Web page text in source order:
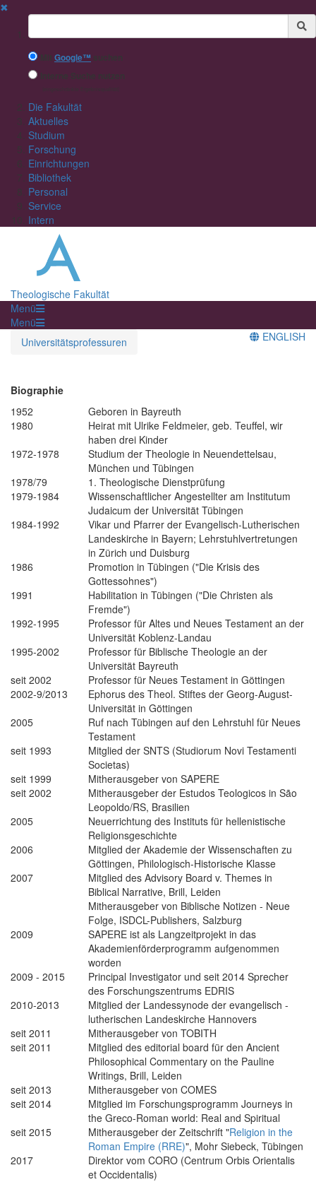
✖
Suchbegriff
Mit Google™ suchen
Interne Suche nutzen
Die Fakultät
Aktuelles
Studium
Forschung
Einrichtungen
Bibliothek
Personal
Service
Intern
Theologische Fakultät
Menü
Menü
Universitätsprofessuren
ENGLISH
Biographie
1952
Geboren in Bayreuth
1980
Heirat mit Ulrike Feldmeier, geb. Teuffel, wir
haben drei Kinder
1972-1978
Studium der Theologie in Neuendettelsau,
München und Tübingen
1978/79
1. Theologische Dienstprüfung
1979-1984
Wissenschaftlicher Angestellter am Institutum
Judaicum der Universität Tübingen
1984-1992
Vikar und Pfarrer der Evangelisch-Lutherischen
Landeskirche in Bayern; Lehrstuhlvertretungen
in Zürich und Duisburg
1986
Promotion in Tübingen ("Die Krisis des
Gottessohnes")
1991
Habilitation in Tübingen ("Die Christen als
Fremde")
1992-1995
Professor für Altes und Neues Testament an der
Universität Koblenz-Landau
1995-2002
Professor für Biblische Theologie an der
Universität Bayreuth
seit 2002
Professor für Neues Testament in Göttingen
2002-9/2013
Ephorus des Theol. Stiftes der Georg-August-
Universität in Göttingen
2005
Ruf nach Tübingen auf den Lehrstuhl für Neues
Testament
seit 1993
Mitglied der SNTS (Studiorum Novi Testamenti
Societas)
seit 1999
Mitherausgeber von SAPERE
seit 2002
Mitherausgeber der Estudos Teologicos in São
Leopoldo/RS, Brasilien
2005
Neuerrichtung des Instituts für hellenistische
Religionsgeschichte
2006
Mitglied der Akademie der Wissenschaften zu
Göttingen, Philologisch-Historische Klasse
2007
Mitglied des Advisory Board v. Themes in
Biblical Narrative, Brill, Leiden
Mitherausgeber von Biblische Notizen - Neue
Folge, ISDCL-Publishers, Salzburg
2009
SAPERE ist als Langzeitprojekt in das
Akademienförderprogramm aufgenommen
worden
2009 - 2015
Principal Investigator und seit 2014 Sprecher
des Forschungszentrums EDRIS
2010-2013
Mitglied der Landessynode der evangelisch -
lutherischen Landeskirche Hannovers
seit 2011
Mitherausgeber von TOBITH
seit 2011
Mitglied des editorial board für den Ancient
Philosophical Commentary on the Pauline
Writings, Brill, Leiden
seit 2013
Mitherausgeber von COMES
seit 2014
Mitglied im Forschungsprogramm Journeys in
the Greco-Roman world: Real and Spiritual
seit 2015
Mitherausgeber der Zeitschrift "Religion in the
Roman Empire (RRE)", Mohr Siebeck, Tübingen
2017
Direktor vom CORO (Centrum Orbis Orientalis
et Occidentalis)